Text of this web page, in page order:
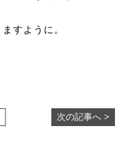
すように。
次の記事へ >